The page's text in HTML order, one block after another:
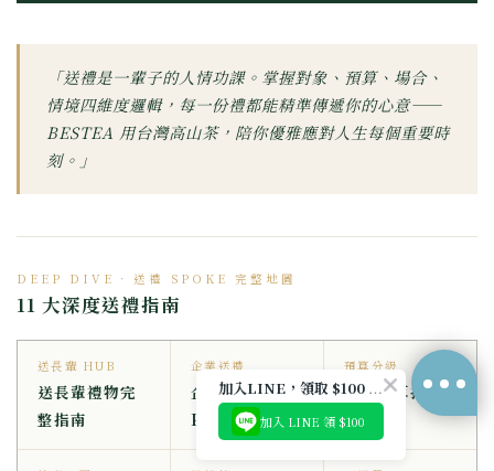
「送禮是一輩子的人情功課。掌握對象、預算、場合、
情境四維度邏輯，每一份禮都能精準傳遞你的心意——
BESTEA 用台灣高山茶，陪你優雅應對人生每個重要時
刻。」
DEEP DIVE · 送禮 SPOKE 完整地圖
11 大深度送禮指南
送長輩 HUB
送長輩禮物完
整指南
企業送禮
企業送禮
Pillar
預算分級
送禮預算指南
👆 點圖開始選茶測驗
從清香到濃郁，答案幫你對號入座
回覆至 天下第一好茶
加入LINE，領取 $100 優惠券
加入 LINE 領 $100